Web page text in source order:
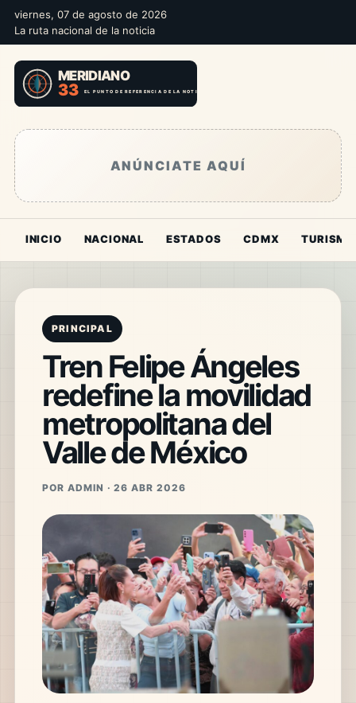
viernes, 07 de agosto de 2026
La ruta nacional de la noticia
ANÚNCIATE AQUÍ
INICIO NACIONAL ESTADOS CDMX TURISMO
PRINCIPAL
Tren Felipe Ángeles
redefine la movilidad
metropolitana del
Valle de México
POR ADMIN · 26 ABR 2026